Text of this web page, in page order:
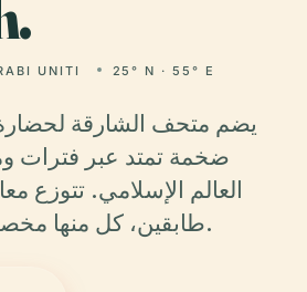
UNITI 25° N · 55° E
يضم متحف الشارقة
ضخمة تمتد عبر فترات
العالم الإسلامي. تتوزع
طابقين، كل منها مخصص لموضوع معين.